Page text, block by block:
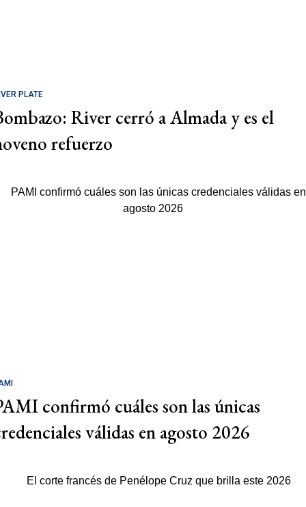
PLATE
River cerró a Almada y es el
refuerzo
confirmó cuáles son las únicas
válidas en agosto 2026